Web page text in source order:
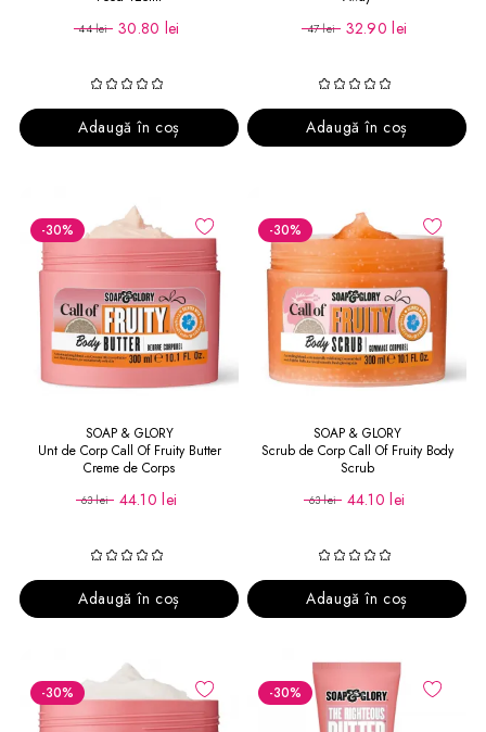
44 lei 30.80 lei
Adaugă în coș
47 lei 32.90 lei
Adaugă în coș
-30%
SOAP & GLORY
Unt de Corp Call Of Fruity Butter
Creme de Corps
63 lei 44.10 lei
Adaugă în coș
-30%
SOAP & GLORY
Scrub de Corp Call Of Fruity Body
Scrub
63 lei 44.10 lei
Adaugă în coș
-30% -30%